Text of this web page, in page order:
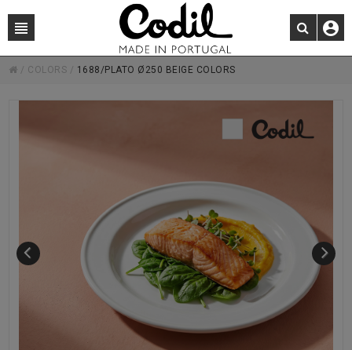
/ COLORS / 1688/PLATO Ø250 BEIGE COLORS